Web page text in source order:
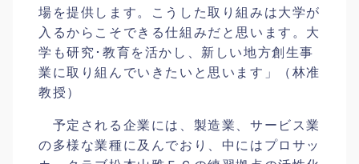
場を提供します。こうした取り組みは大学が
入るからこそできる仕組みだと思います。大
学も研究･教育を活かし、新しい地方創生事
業に取り組んでいきたいと思います」（林准
教授）
予定される企業には、製造業、サービス業
の多様な業種に及んでおり、中にはプロサッ